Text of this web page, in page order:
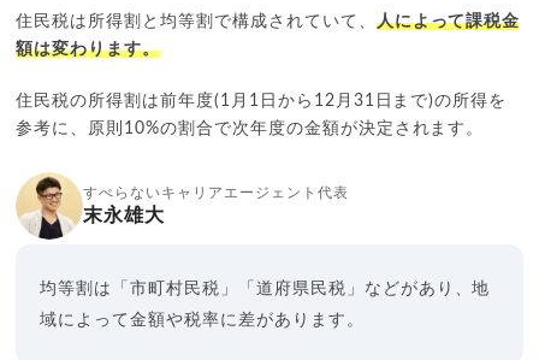
住民税は所得割と均等割で構成されていて、 人によって課税金
額は変わります。
住民税の所得割は前年度(1月1日から12月31日まで)の所得を
参考に、原則10%の割合で次年度の金額が決定されます。
すべらないキャリアエージェント代表
末永雄大
均等割は「市町村民税」「道府県民税」などがあり、地
域によって金額や税率に差があります。